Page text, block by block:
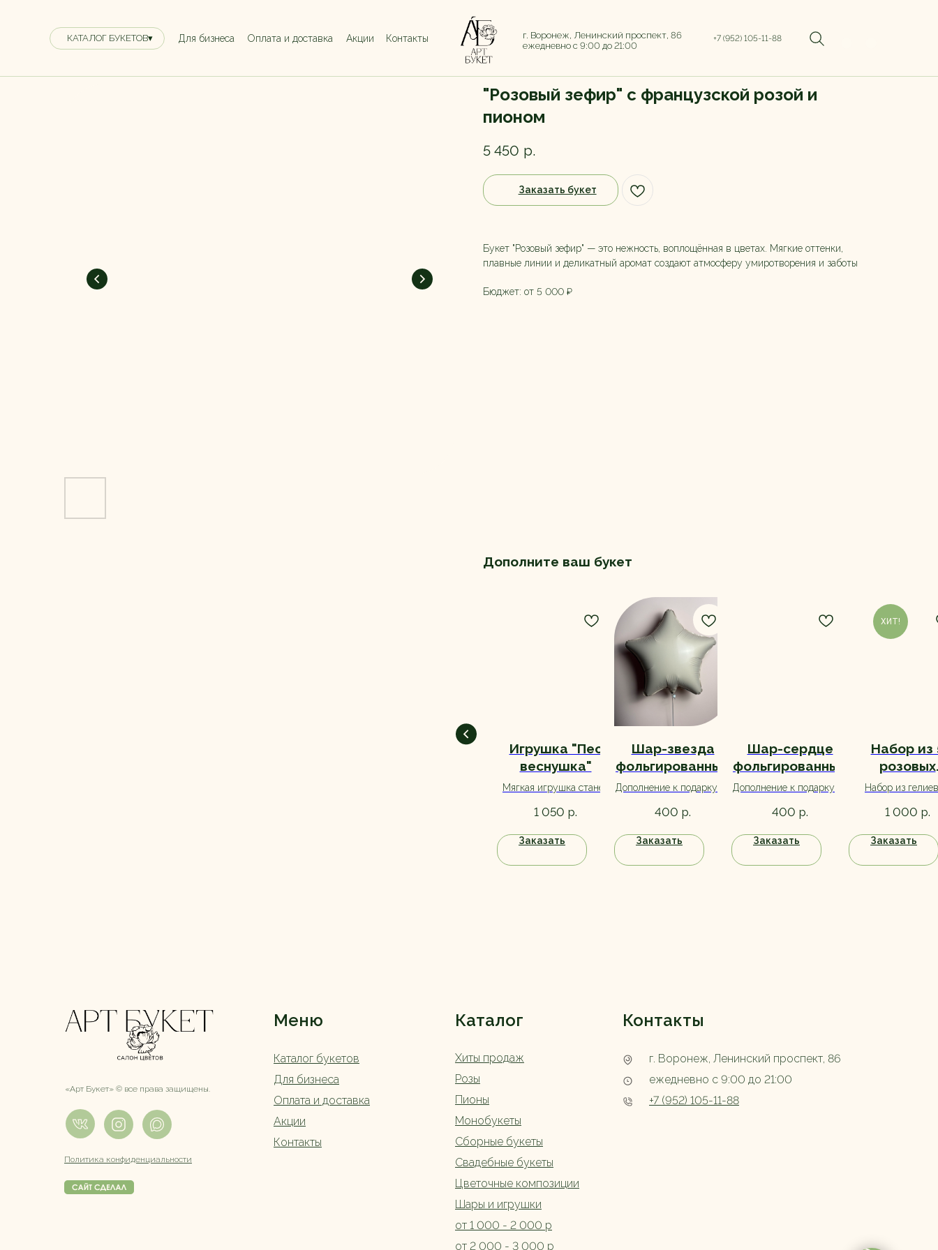
г. Воронеж, Ленинский проспект, 86
ежедневно с 9:00 до 21:00
КАТАЛОГ БУКЕТОВ▾ Для бизнеса Оплата и доставка Акции Контакты +7 (952) 105-11-88
"Розовый зефир" с французской розой и
пионом
5 450 р.
Заказать букет
Букет "Розовый зефир" — это нежность, воплощённая в цветах. Мягкие оттенки,
плавные линии и деликатный аромат создают атмосферу умиротворения и заботы
Бюджет: от 5 000 ₽
Дополните ваш букет
Набор шаров "С
Игрушка "Пес
веснушка"
Мягкая игрушка станет
букету, а также станет
самостоятельного
1 050 р.
Заказать
Шар-звезда
фольгированный
бежевый
Дополнение к подарку на
выбор, ассортимент
400 р.
Заказать
Шар-сердце
фольгированный
розовый
Дополнение к подарку на
выбор, ассортимент
400 р.
Заказать
ХИТ!
Набор из
розовых
Набор из
для долгого
1 000 р.
Заказать
Контакты
Меню Каталог
г. Воронеж, Ленинский проспект, 86
Каталог букетов
Политика конфиденциальности
Оплата и доставка
Сборные букеты
Свадебные букеты
+7 (952) 105-11-88
«Арт Букет» ©️ все права защищены.
ежедневно с 9:00 до 21:00
Для бизнеса
Хиты продаж
Монобукеты
Цветочные композиции
Акции
Контакты
Шары и игрушки
от 1 000 - 2 000 р
от 2 000 - 3 000 р
Розы
Пионы